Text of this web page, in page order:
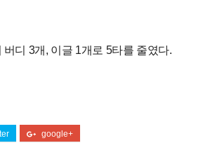
버디 3개, 이글 1개로 5타를 줄였다.
google+